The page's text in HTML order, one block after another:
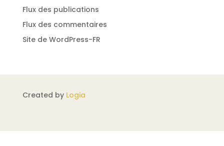
Flux des publications
Flux des commentaires
Site de WordPress-FR
Created by Logia